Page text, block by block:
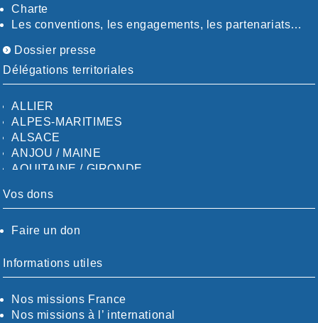
Charte
Les conventions, les engagements, les partenariats…
Dossier presse
Délégations territoriales
ALLIER
ALPES-MARITIMES
ALSACE
ANJOU / MAINE
AQUITAINE / GIRONDE
AUDE
CALVADOS-ORNE
CHARENTE-MARITIME
CÖTE-D'OR
CÖTES-D'ARMOR
DORDOGNE
Vos dons
Faire un don
Informations utiles
Nos missions France
Nos missions à l’ international